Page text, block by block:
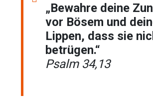
„Bewahre deine
vor Bösem und
Lippen, dass sie
betrügen.“
Psalm 34,13